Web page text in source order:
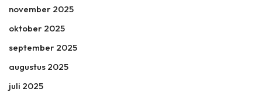
november 2025
oktober 2025
september 2025
augustus 2025
juli 2025